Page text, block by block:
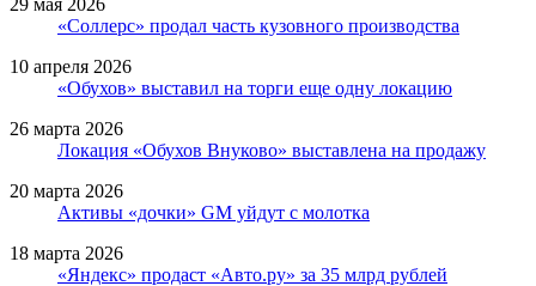
«Соллерс» продал часть кузовного производства
10 апреля 2026
«Обухов» выставил на торги еще одну локацию
26 марта 2026
Локация «Обухов Внуково» выставлена на продажу
20 марта 2026
Активы «дочки» GM уйдут с молотка
18 марта 2026
«Яндекс» продаст «Авто.ру» за 35 млрд рублей